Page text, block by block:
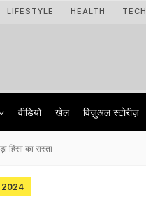
LIFESTYLE HEALTH TECH
वीडियो खेल विज़ुअल स्टोरीज़
हिंसा का रास्ता
2024